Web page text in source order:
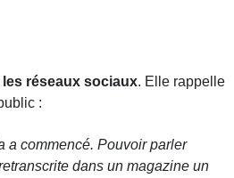
les réseaux sociaux. Elle rappelle
:
a commencé. Pouvoir parler
dans un magazine un